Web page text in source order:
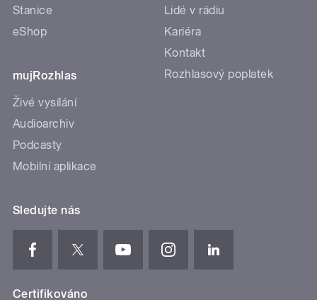
Stanice
eShop
mujRozhlas
Živé vysílání
Audioarchiv
Podcasty
Mobilní aplikace
Lidé v rádiu
Kariéra
Kontakt
Rozhlasový poplatek
Sledujte nás
Certifikováno